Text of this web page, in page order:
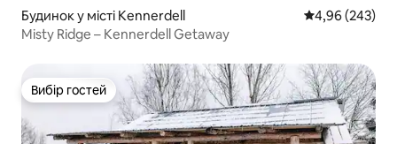
Будинок у місті Kennerdell Середня
4,96 (243)
Misty Ridge – Kennerdell Getaway
Вибір гостей
Вибір гостей